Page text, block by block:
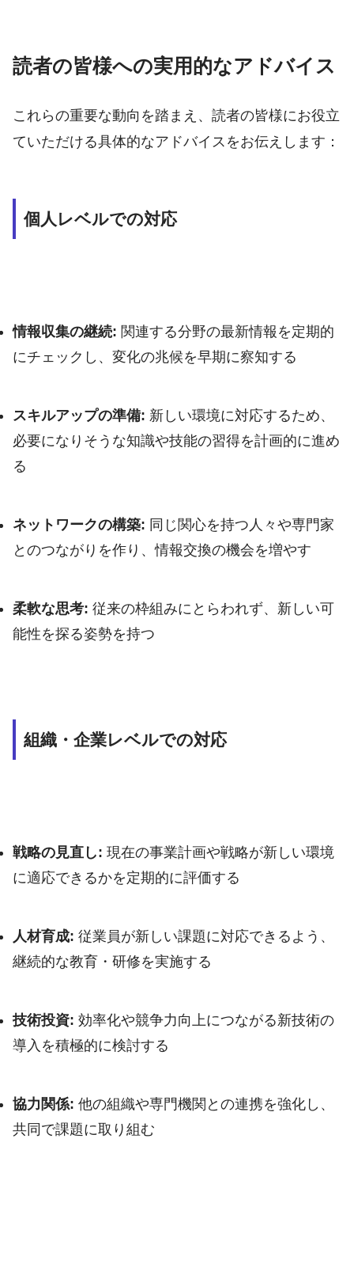
読者の皆様への実用的なアドバイス
これらの重要な動向を踏まえ、読者の皆様にお役立
ていただける具体的なアドバイスをお伝えします：
個人レベルでの対応
情報収集の継続: 関連する分野の最新情報を定期的
にチェックし、変化の兆候を早期に察知する
スキルアップの準備: 新しい環境に対応するため、
必要になりそうな知識や技能の習得を計画的に進め
る
ネットワークの構築: 同じ関心を持つ人々や専門家
とのつながりを作り、情報交換の機会を増やす
柔軟な思考: 従来の枠組みにとらわれず、新しい可
能性を探る姿勢を持つ
組織・企業レベルでの対応
戦略の見直し: 現在の事業計画や戦略が新しい環境
に適応できるかを定期的に評価する
人材育成: 従業員が新しい課題に対応できるよう、
継続的な教育・研修を実施する
技術投資: 効率化や競争力向上につながる新技術の
導入を積極的に検討する
協力関係: 他の組織や専門機関との連携を強化し、
共同で課題に取り組む